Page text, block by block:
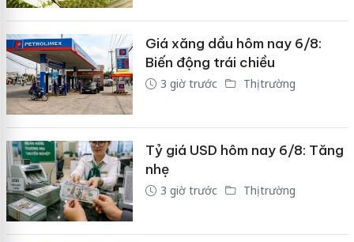
Giá xăng dầu hôm nay 6/8:
Biến động trái chiều
3 giờ trước Thị trường
Tỷ giá USD hôm nay 6/8: Tăng
nhẹ
3 giờ trước Thị trường